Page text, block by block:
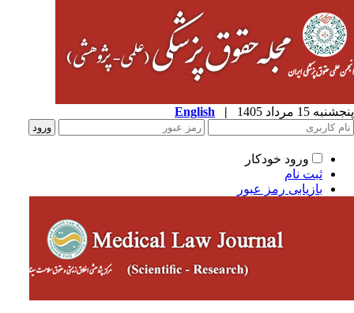
15 مرداد 1405 |
English
ورود خودکار
ثبت نام
بازیابی رمز عبور